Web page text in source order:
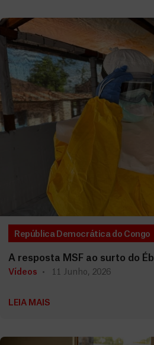
República Democrática do Congo
A resposta MSF ao surto do
Vídeos 11 Junho, 2026
LEIA MAIS